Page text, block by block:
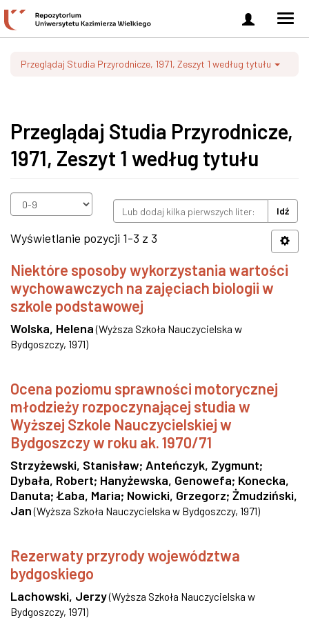
Zaloguj
się
Przeglądaj Studia Przyrodnicze, 1971, Zeszyt 1 według tytułu
Przeglądaj Studia Przyrodnicze,
1971, Zeszyt 1 według tytułu
Idź
Wyświetlanie pozycji 1-3 z 3
Niektóre sposoby wykorzystania wartości
wychowawczych na zajęciach biologii w
szkole podstawowej
Wolska, Helena (Wyższa Szkoła Nauczycielska w
Bydgoszczy, 1971)
Ocena poziomu sprawności motorycznej
młodzieży rozpoczynającej studia w
Wyższej Szkole Nauczycielskiej w
Bydgoszczy w roku ak. 1970/71
Strzyżewski, Stanisław; Anteńczyk, Zygmunt;
Dybała, Robert; Hanyżewska, Genowefa; Konecka,
Danuta;Łaba, Maria; Nowicki, Grzegorz; Żmudziński,
Jan (Wyższa Szkoła Nauczycielska w Bydgoszczy, 1971)
Rezerwaty przyrody województwa
bydgoskiego
Lachowski, Jerzy(Wyższa Szkoła Nauczycielska w
Bydgoszczy, 1971)